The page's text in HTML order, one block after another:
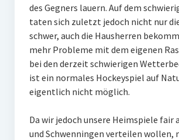
Jugend Sponsoring
des Gegners lauern. Auf dem
taten sich zuletzt jedoch nicht nur
schwer, auch die Hausherren
mehr Probleme mit dem eigenen
bei den derzeit schwierigen
ist ein normales Hockeyspiel auf
eigentlich nicht möglich.
Da wir jedoch unsere Heimspiele fair
und Schwenningen verteilen wollen,